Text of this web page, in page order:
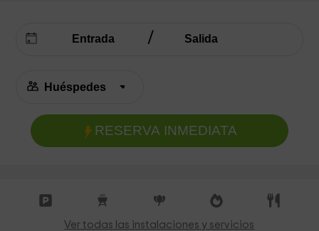
RESERVA INMEDIATA
Ver todas las instalaciones y servicios